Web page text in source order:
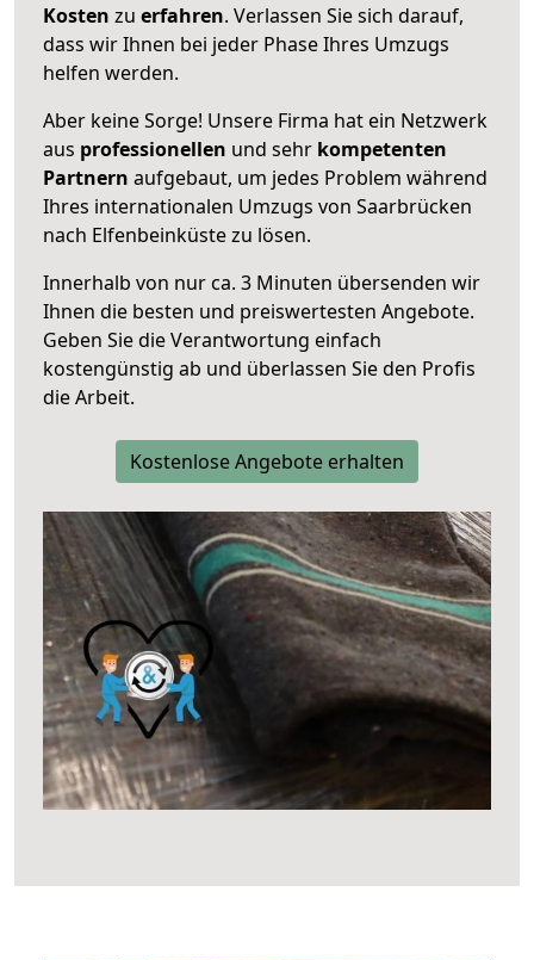
Kosten zu erfahren. Verlassen Sie sich darauf,
dass wir Ihnen bei jeder Phase Ihres Umzugs
helfen werden.
Aber keine Sorge! Unsere Firma hat ein Netzwerk
aus professionellen und sehr kompetenten
Partnern aufgebaut, um jedes Problem während
Ihres internationalen Umzugs von Saarbrücken
nach Elfenbeinküste zu lösen.
Innerhalb von nur ca. 3 Minuten übersenden wir
Ihnen die besten und preiswertesten Angebote.
Geben Sie die Verantwortung einfach
kostengünstig ab und überlassen Sie den Profis
die Arbeit.
Kostenlose Angebote erhalten